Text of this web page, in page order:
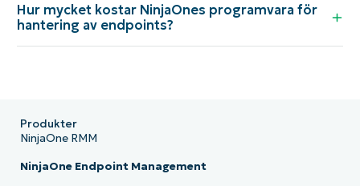
Hur mycket kostar NinjaOnes programvara för
hantering av endpoints?
Produkter
NinjaOne RMM
NinjaOne Endpoint Management